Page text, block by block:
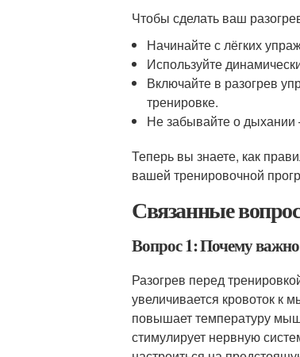
Чтобы сделать ваш
Начинайте с лёгких
Используйте
Включайте в разогрев
тренировке.
Не забывайте о
Теперь вы знаете, как
вашей тренировочной
Связанные
Вопрос 1: Почему важно
Разогрев перед
увеличивается кровоток к
повышает температуру
стимулирует нервную